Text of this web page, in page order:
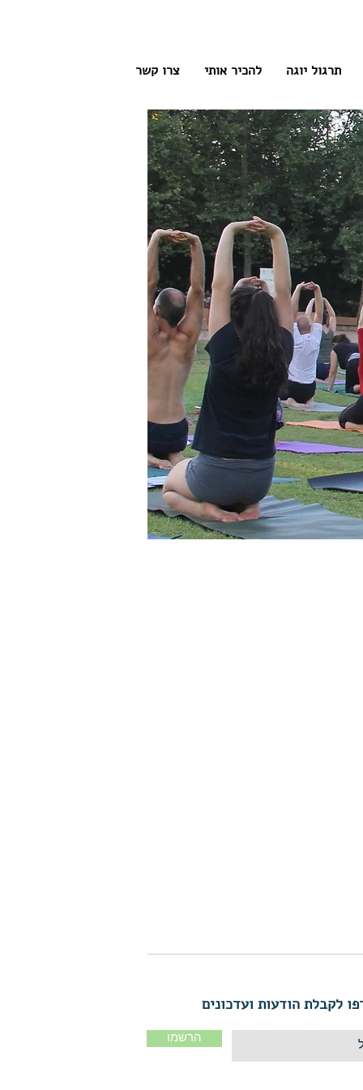
צרו קשר להכיר אותי תרגול יוגה
לקבלת הודעות ועדכונים
הרשמו